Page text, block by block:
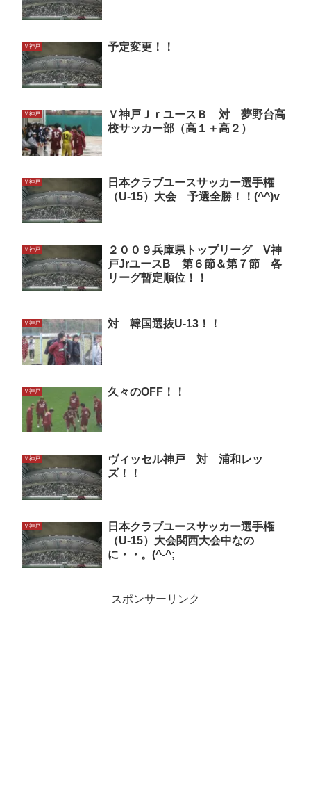
Ｖ神戸 予定変更！！
Ｖ神戸
Ｖ神戸ＪｒユースＢ 対 夢野台高
校サッカー部（高１＋高２）
Ｖ神戸
日本クラブユースサッカー選手権
（U-15）大会 予選全勝！！(^^)v
Ｖ神戸
２００９兵庫県トップリーグ V神
戸JrユースB 第６節＆第７節 各
リーグ暫定順位！！
Ｖ神戸 対 韓国選抜U-13！！
Ｖ神戸 久々のOFF！！
Ｖ神戸
ヴィッセル神戸 対 浦和レッ
ズ！！
Ｖ神戸
日本クラブユースサッカー選手権
（U-15）大会関西大会中なの
に・・。(^-^;
スポンサーリンク